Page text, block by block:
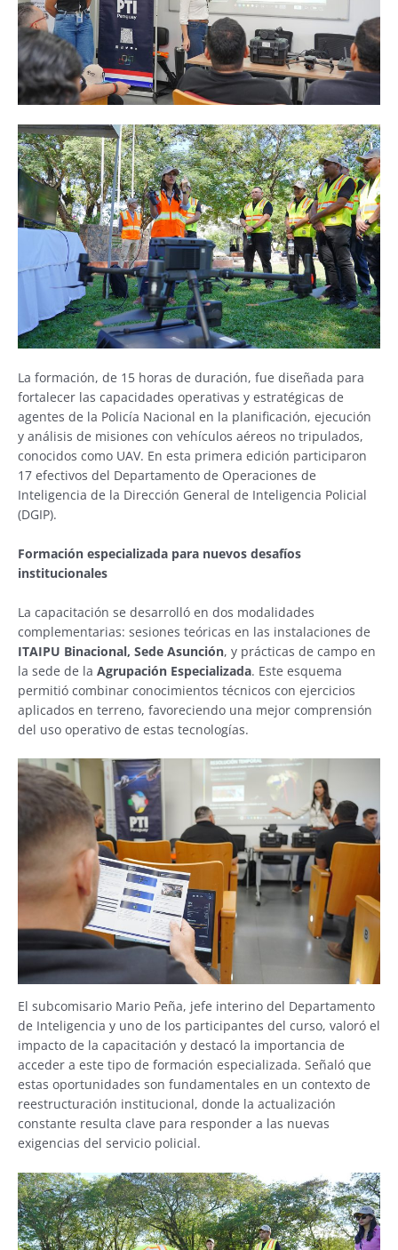
La formación, de 15 horas de duración, fue diseñada para
fortalecer las capacidades operativas y estratégicas de
agentes de la Policía Nacional en la planificación, ejecución
y análisis de misiones con vehículos aéreos no tripulados,
conocidos como UAV. En esta primera edición participaron
17 efectivos del Departamento de Operaciones de
Inteligencia de la Dirección General de Inteligencia Policial
(DGIP).
Formación especializada para nuevos desafíos
institucionales
La capacitación se desarrolló en dos modalidades
complementarias: sesiones teóricas en las instalaciones de
ITAIPU Binacional, Sede Asunción, y prácticas de campo en
la sede de la Agrupación Especializada. Este esquema
permitió combinar conocimientos técnicos con ejercicios
aplicados en terreno, favoreciendo una mejor comprensión
del uso operativo de estas tecnologías.
El subcomisario Mario Peña, jefe interino del Departamento
de Inteligencia y uno de los participantes del curso, valoró el
impacto de la capacitación y destacó la importancia de
acceder a este tipo de formación especializada. Señaló que
estas oportunidades son fundamentales en un contexto de
reestructuración institucional, donde la actualización
constante resulta clave para responder a las nuevas
exigencias del servicio policial.